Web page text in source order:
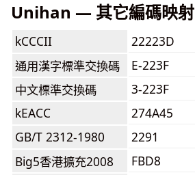
Unihan — 其它編碼映射
kCCCII
22223D
通用漢字標準交換碼
E-223F
中文標準交換碼
3-223F
kEACC
274A45
GB/T 2312-1980
2291
Big5香港擴充2008
FBD8